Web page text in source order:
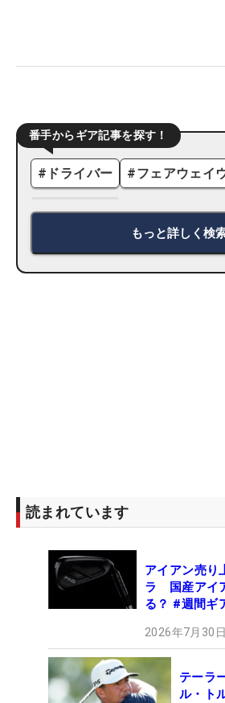
番手からギア記事を探す！
# ドライバー #フェアウェイ
もっと詳しく検
読まれています
アイアン売り
ラ 国産アイ
る？ #週間ギ
2026年7月30
テーラ
ル・ト